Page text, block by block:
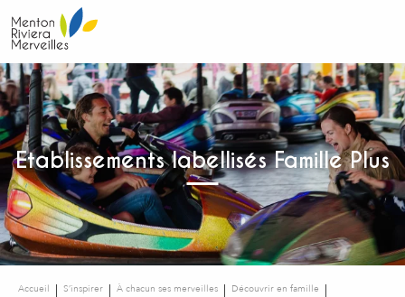
au
contenu
principal
Etablissements labellisés Famille Plus
Accueil S’inspirer À chacun ses merveilles
Découvrir en famille